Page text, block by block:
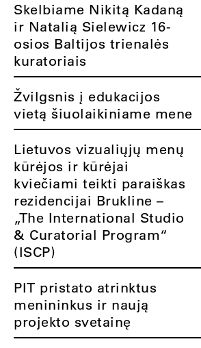
Skelbiame Nikitą Kadaną
ir Natalią Sielewicz 16-
osios Baltijos trienalės
kuratoriais
Žvilgsnis į edukacijos
vietą šiuolaikiniame mene
Lietuvos vizualiųjų menų
kūrėjos ir kūrėjai
kviečiami teikti paraiškas
rezidencijai Brukline –
„The International Studio
& Curatorial Program“
(ISCP)
PIT pristato atrinktus
menininkus ir naują
projekto svetainę